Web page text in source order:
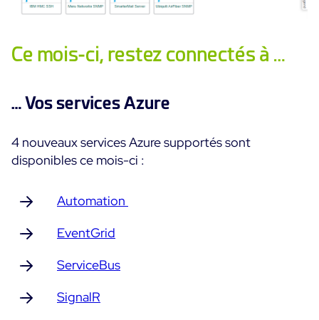
Programme ON-Partner
Centreon et AWS
Professional Services
Formation
The Watch
Github
payante selon le critère du TCO
Supervision au-delà de l’IT : un guide de survie pour
Ce mois-ci, restez connectés à …
… Vos services Azure
4 nouveaux services Azure supportés sont
disponibles ce mois-ci :
Automation
EventGrid
ServiceBus
SignalR